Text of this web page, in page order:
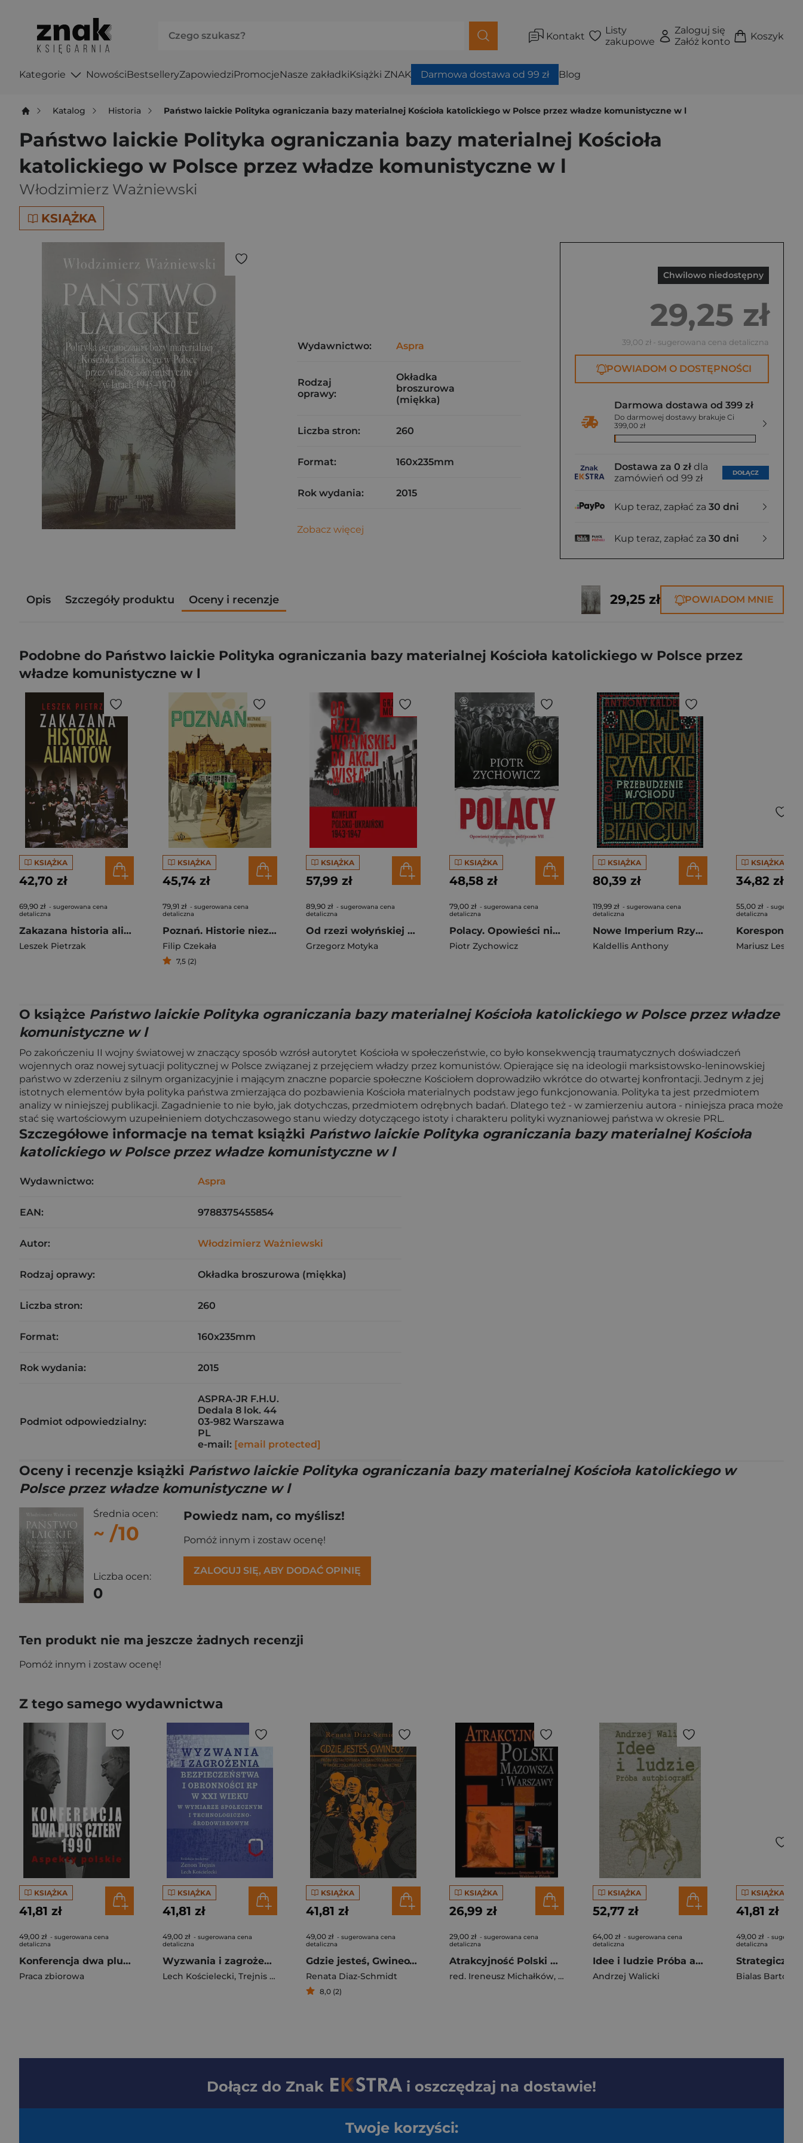
Kontakt
Listy
zakupowe
Zaloguj się
Załóż konto
Koszyk
Kategorie NowościBestselleryZapowiedziPromocjeNasze zakładkiKsiążki ZNAK Darmowa dostawa od 99 zł Blog
Katalog Historia Państwo laickie Polityka ograniczania bazy materialnej Kościoła katolickiego w Polsce przez władze komunistyczne w l
Państwo laickie Polityka ograniczania bazy materialnej Kościoła
katolickiego w Polsce przez władze komunistyczne w l
Włodzimierz Ważniewski
KSIĄŻKA
Chwilowo niedostępny
29,25 zł
39,00 zł - sugerowana cena detaliczna
POWIADOM O DOSTĘPNOŚCI
Darmowa dostawa od 399 zł
Do darmowej dostawy brakuje Ci
399,00 zł
Dostawa za 0 zł dla
zamówień od 99 zł
DOŁĄCZ
Kup teraz, zapłać za 30 dni
Kup teraz, zapłać za 30 dni
Wydawnictwo: Aspra
Rodzaj
oprawy:
Okładka
broszurowa
(miękka)
Liczba stron: 260
Format: 160x235mm
Rok wydania: 2015
Zobacz więcej
Opis Szczegóły produktu Oceny i recenzje 29,25 zł POWIADOM MNIE
Podobne do Państwo laickie Polityka ograniczania bazy materialnej Kościoła katolickiego w Polsce przez
władze komunistyczne w l
KSIĄŻKA
42,70 zł
69,90 zł - sugerowana cena
detaliczna
Zakazana historia aliantów
Leszek Pietrzak
KSIĄŻKA
45,74 zł
79,91 zł - sugerowana cena
detaliczna
Poznań. Historie nieznane i zapomniane
Filip Czekała
7,5 (2)
KSIĄŻKA
57,99 zł
89,90 zł - sugerowana cena
detaliczna
Od rzezi wołyńskiej do akcji "Wisła"
Grzegorz Motyka
KSIĄŻKA
48,58 zł
79,00 zł - sugerowana cena
detaliczna
Polacy. Opowieści niepoprawne politycznie VII
Piotr Zychowicz
KSIĄŻKA
80,39 zł
119,99 zł - sugerowana cena
detaliczna
Nowe Imperium Rzymskie. Przebudzenie Wschodu. Historia Bizancjum. Tom I
Kaldellis Anthony
KSIĄŻKA
34,82 zł
55,00 zł -
detaliczna
Mariusz
O książce Państwo laickie Polityka ograniczania bazy materialnej Kościoła katolickiego w Polsce przez władze
komunistyczne w l
Po zakończeniu II wojny światowej w znaczący sposób wzrósł autorytet Kościoła w społeczeństwie, co było konsekwencją traumatycznych doświadczeń
wojennych oraz nowej sytuacji politycznej w Polsce związanej z przejęciem władzy przez komunistów. Opierające się na ideologii marksistowsko-leninowskiej
państwo w zderzeniu z silnym organizacyjnie i mającym znaczne poparcie społeczne Kościołem doprowadziło wkrótce do otwartej konfrontacji. Jednym z jej
istotnych elementów była polityka państwa zmierzająca do pozbawienia Kościoła materialnych podstaw jego funkcjonowania. Polityka ta jest przedmiotem
analizy w niniejszej publikacji. Zagadnienie to nie było, jak dotychczas, przedmiotem odrębnych badań. Dlatego też - w zamierzeniu autora - niniejsza praca może
stać się wartościowym uzupełnieniem dotychczasowego stanu wiedzy dotyczącego istoty i charakteru polityki wyznaniowej państwa w okresie PRL.
Szczegółowe informacje na temat książki Państwo laickie Polityka ograniczania bazy materialnej Kościoła
katolickiego w Polsce przez władze komunistyczne w l
Wydawnictwo: Aspra
EAN: 9788375455854
Autor: Włodzimierz Ważniewski
Rodzaj oprawy: Okładka broszurowa (miękka)
Liczba stron: 260
Format: 160x235mm
Rok wydania: 2015
Podmiot odpowiedzialny:
ASPRA-JR F.H.U.
Dedala 8 lok. 44
03-982 Warszawa
PL
e-mail: [email protected]
Oceny i recenzje książki Państwo laickie Polityka ograniczania bazy materialnej Kościoła katolickiego w
Polsce przez władze komunistyczne w l
Średnia ocen:
~ /10
Liczba ocen:
0
Powiedz nam, co myślisz!
Pomóż innym i zostaw ocenę!
ZALOGUJ SIĘ, ABY DODAĆ OPINIĘ
Ten produkt nie ma jeszcze żadnych recenzji
Pomóż innym i zostaw ocenę!
Z tego samego wydawnictwa
KSIĄŻKA
41,81 zł
49,00 zł - sugerowana cena
detaliczna
Konferencja dwa plus cztery 1990 Aspekty polskie
Praca zbiorowa
KSIĄŻKA
41,81 zł
49,00 zł - sugerowana cena
detaliczna
Wyzwania i zagrożenia bezpieczeństwa i obronności RP w XXI wieku w wymiarze społecznym i technologicznym
Lech Kościelecki, Trejnis Zenon
KSIĄŻKA
41,81 zł
49,00 zł - sugerowana cena
detaliczna
Gdzie jesteś, Gwineo? Próby kształtowania tożsamości narodowej w twórczości pisarzy z Gwinei Równikowej
Renata Diaz-Schmidt
8,0 (2)
KSIĄŻKA
26,99 zł
29,00 zł - sugerowana cena
detaliczna
Atrakcyjność Polski Mazowsza i Warszawy Szanse skutecznej promocji
red. Ireneusz Michałków, Waldemar Piórek
KSIĄŻKA
52,77 zł
64,00 zł - sugerowana cena
detaliczna
Idee i ludzie Próba autobiografii
Andrzej Walicki
KSIĄŻKA
41,81 zł
49,00 zł -
detaliczna
Bialas
Dołącz do Znak i oszczędzaj na dostawie!
Twoje korzyści: